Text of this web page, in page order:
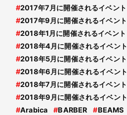
#2017年7月に開催されるイベント
#2017年9月に開催されるイベント
#2018年1月に開催されるイベント
#2018年4月に開催されるイベント
#2018年5月に開催されるイベント
#2018年6月に開催されるイベント
#2018年7月に開催されるイベント
#2018年9月に開催されるイベント
#Arabica #BARBER #BEAMS